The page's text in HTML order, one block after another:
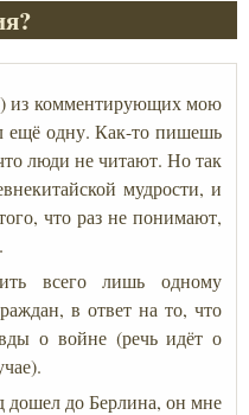
из комментирующих мою
ещё одну. Как-то пишешь
люди не читают. Но так
мудрости, и
что раз не понимают,
всего лишь одному
в ответ на то, что
о войне (речь идёт о
дошел до Берлина, он мне